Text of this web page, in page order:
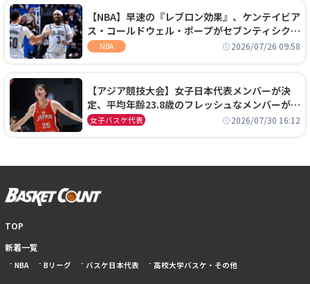
【NBA】早速の『レブロン効果』、ケンテイビア
ス・コールドウェル・ポープがセブンティシクサ
ーズに1年契約で加入
NBA 2026/07/26 09:58
【アジア競技大会】女子日本代表メンバーが決
定、平均年齢23.8歳のフレッシュなメンバーが日
本開催の大舞台で頂点を狙う
女子バスケ代表 2026/07/30 16:12
TOP
新着一覧
NBA Bリーグ バスケ日本代表 高校大学バスケ・その他